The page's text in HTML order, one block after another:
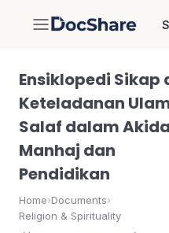
DocShare
Ensiklopedi Sikap
Keteladanan
Salaf dalam
Manhaj dan
Pendidikan
Home›Documents›
Religion & Spirituality